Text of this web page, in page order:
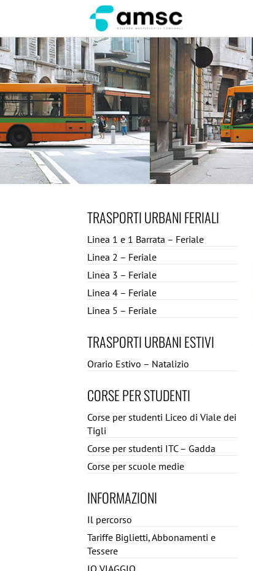
TRASPORTI URBANI FERIALI
Linea 1 e 1 Barrata – Feriale
Linea 2 – Feriale
Linea 3 – Feriale
Linea 4 – Feriale
Linea 5 – Feriale
TRASPORTI URBANI ESTIVI
Orario Estivo – Natalizio
CORSE PER STUDENTI
Corse per studenti Liceo di Viale dei
Tigli
Corse per studenti ITC – Gadda
Corse per scuole medie
INFORMAZIONI
Il percorso
Tariffe Biglietti, Abbonamenti e
Tessere
IO VIAGGIO